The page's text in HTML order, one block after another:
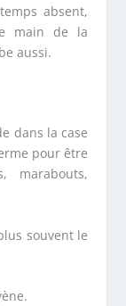
absent,
main de la
aussi.
dans la case
pour être
marabouts,
souvent le